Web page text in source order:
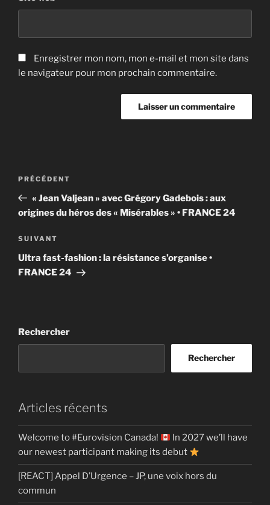
Enregistrer mon nom, mon e-mail et mon site dans
le navigateur pour mon prochain commentaire.
Navigation
l’article
Article
précédent
PRÉCÉDENT
« Jean Valjean » avec Grégory Gadebois : aux
origines du héros des « Misérables » • FRANCE 24
Article
suivant
SUIVANT
Ultra fast-fashion : la résistance s’organise •
FRANCE 24
Rechercher
Rechercher
Articles récents
Welcome to #Eurovision Canada!
In 2027 we’ll have
our newest participant making its debut
[REACT] Appel D’Urgence – JP, une voix hors du
commun